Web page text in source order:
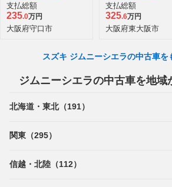
支払総額
235.0万円
大阪府守口市
支払総額
325.6万円
大阪府東大阪市
スズキ ジムニーシエラの中古車を
ジムニーシエラの中古車を地域
北海道・東北（191）
関東（295）
信越・北陸（112）